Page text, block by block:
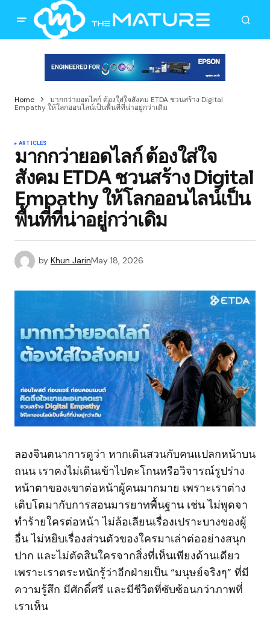
Home
มากกว่ายอดไลก์ ต้องใส่ใจสังคม ETDA ชวนสร้าง Digital
Empathy ให้โลกออนไลน์เป็นพื้นที่ที่น่าอยู่กว่าเดิม
ARTICLES
มากกว่ายอดไลก์ ต้องใส่ใจ
สังคม ETDA ชวนสร้าง Digital
Empathy ให้โลกออนไลน์เป็น
พื้นที่ที่น่าอยู่กว่าเดิม
by Khun JarinMay 18, 2026
ลองจินตนาการดูว่า หากเดินสวนกับคนแปลกหน้าบน
ถนน เราคงไม่เดินเข้าไปตะโกนหรือวิจารณ์รูปร่าง
หน้าตาของเขาต่อหน้าผู้คนมากมาย เพราะเราต่าง
เติบโตมากับการสอนมารยาทพื้นฐาน เช่น ไม่พูดจา
ทำร้ายใครต่อหน้า ไม่ล้อเลียนเรื่องเปราะบางของผู้
อื่น ไม่หยิบเรื่องส่วนตัวของใครมาเล่าต่ออย่างสนุก
ปาก และไม่ตัดสินใครจากสิ่งที่เห็นเพียงด้านเดียว
เพราะเราตระหนักรู้ว่าอีกฝ่ายเป็น “มนุษย์จริงๆ” ที่มี
ความรู้สึก มีศักดิ์ศรี และมีชีวิตที่ซับซ้อนกว่าภาพที่
เราเห็น